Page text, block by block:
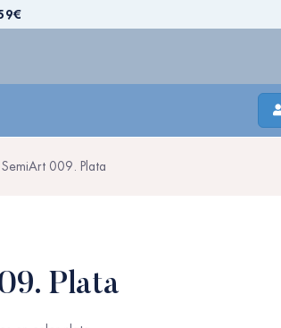
SemiArt 009. Plata
Plata